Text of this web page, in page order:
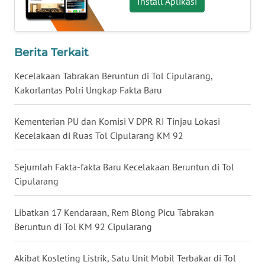
Berita Terkait
Kecelakaan Tabrakan Beruntun di Tol Cipularang,
Kakorlantas Polri Ungkap Fakta Baru
Kementerian PU dan Komisi V DPR RI Tinjau Lokasi
Kecelakaan di Ruas Tol Cipularang KM 92
Sejumlah Fakta-fakta Baru Kecelakaan Beruntun di Tol
Cipularang
Libatkan 17 Kendaraan, Rem Blong Picu Tabrakan
Beruntun di Tol KM 92 Cipularang
Akibat Kosleting Listrik, Satu Unit Mobil Terbakar di Tol
WN
BABEL
SUMBAR
WN
SUMSEL
WN